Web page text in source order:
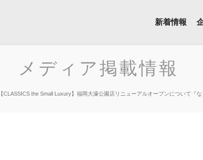
新着情報
メディア掲載情報
【CLASSICS the Small Luxury】福岡大濠公園店リニューアルオープンについて『